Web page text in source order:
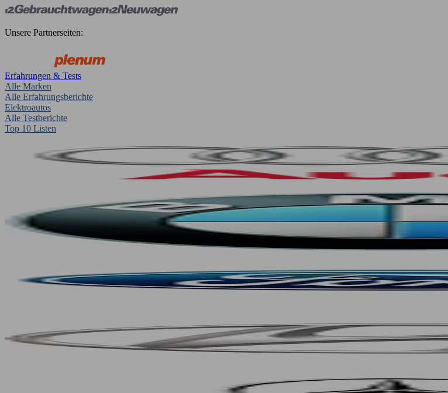
Unsere Partnerseiten:
Erfahrungen & Tests
Alle Marken
Alle Erfahrungsberichte
Elektroautos
Alle Testberichte
Top 10 Listen